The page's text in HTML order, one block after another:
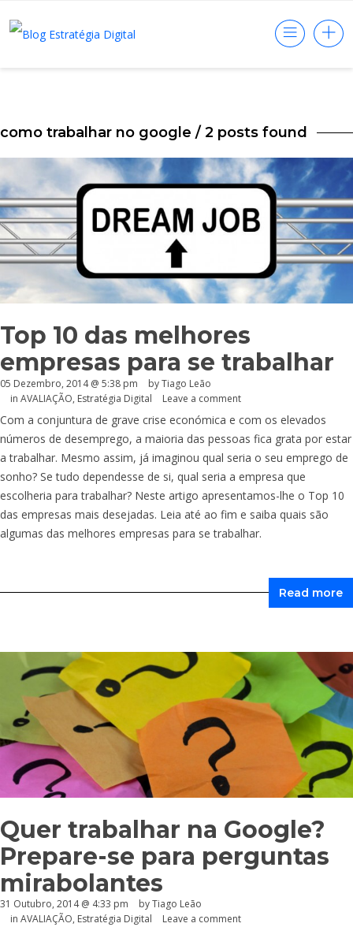
como trabalhar no google / 2 posts found
Top 10 das melhores
empresas para se trabalhar
05 Dezembro, 2014 @ 5:38 pm
by Tiago Leão
in AVALIAÇÃO, Estratégia Digital Leave a comment
Com a conjuntura de grave crise económica e com os elevados
números de desemprego, a maioria das pessoas fica grata por estar
a trabalhar. Mesmo assim, já imaginou qual seria o seu emprego de
sonho? Se tudo dependesse de si, qual seria a empresa que
escolheria para trabalhar? Neste artigo apresentamos-lhe o Top 10
das empresas mais desejadas. Leia até ao fim e saiba quais são
algumas das melhores empresas para se trabalhar.
Read more
Quer trabalhar na Google?
Prepare-se para perguntas
mirabolantes
31 Outubro, 2014 @ 4:33 pm
by Tiago Leão
in AVALIAÇÃO, Estratégia Digital Leave a comment